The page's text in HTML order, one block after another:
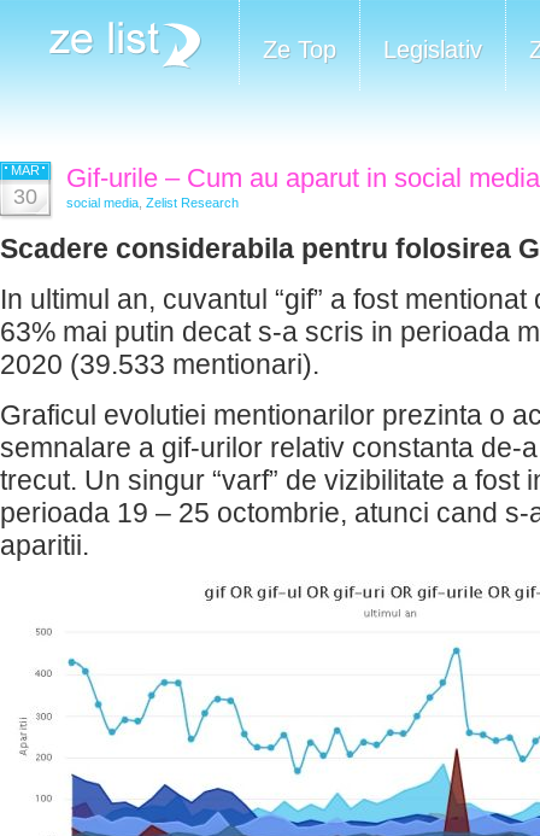
Ze Top Legislativ
MAR
30
Gif-urile – Cum au aparut in social
social media Zelist Research
Scadere considerabila pentru folosirea
In ultimul an, cuvantul “gif” a fost
63% mai putin decat s-a scris in perioada
2020 (39.533 mentionari).
Graficul evolutiei mentionarilor prezinta o
semnalare a gif-urilor relativ constanta de-
trecut. Un singur “varf” de vizibilitate a fost
perioada 19 – 25 octombrie, atunci cand
aparitii.